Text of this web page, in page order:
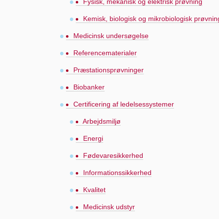
Kemisk, biologisk og mikrobiologisk
Medicinsk undersøgelse
Referencematerialer
Præstationsprøvninger
Biobanker
Certificering af ledelsessystemer
Arbejdsmiljø
Energi
Fødevaresikkerhed
Informationssikkerhed
Kvalitet
Medicinsk udstyr